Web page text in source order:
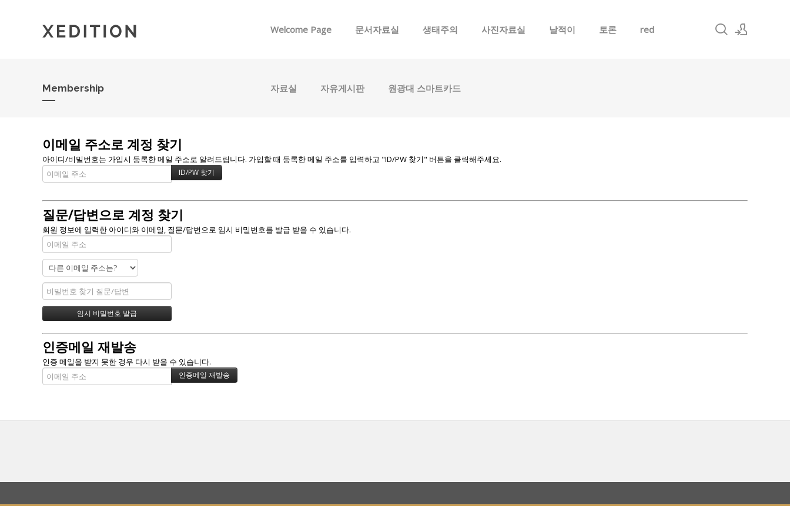
Welcome Page 문서자료실 생태주의 사진자료실 날적이 토론 red
자료실 자유게시판 원광대 스마트카드
Membership
이메일 주소로 계정 찾기
아이디/비밀번호는 가입시 등록한 메일 주소로 알려드립니다. 가입할 때 등록한 메일 주소를 입력하고 "ID/PW 찾기" 버튼을 클릭해주세요.
질문/답변으로 계정 찾기
회원 정보에 입력한 아이디와 이메일, 질문/답변으로 임시 비밀번호를 발급 받을 수 있습니다.
인증메일 재발송
인증 메일을 받지 못한 경우 다시 받을 수 있습니다.